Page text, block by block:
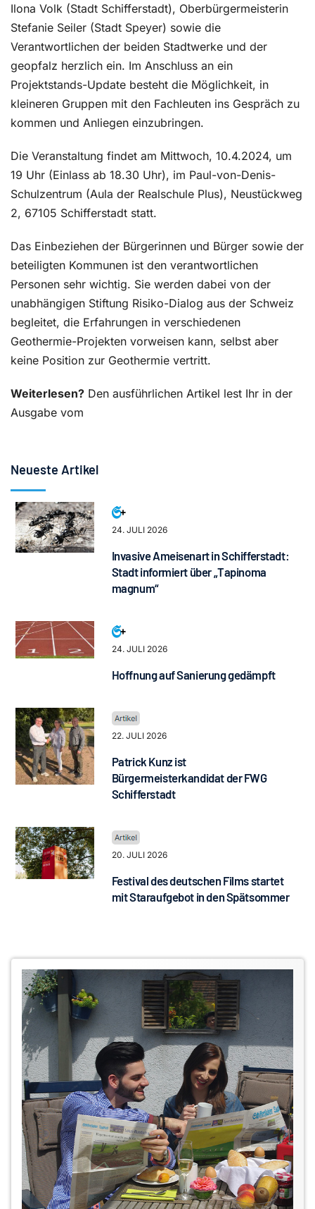
Ilona Volk (Stadt Schifferstadt), Oberbürgermeisterin
Stefanie Seiler (Stadt Speyer) sowie die
Verantwortlichen der beiden Stadtwerke und der
geopfalz herzlich ein. Im Anschluss an ein
Projektstands-Update besteht die Möglichkeit, in
kleineren Gruppen mit den Fachleuten ins Gespräch zu
kommen und Anliegen einzubringen.
Die Veranstaltung findet am Mittwoch, 10.4.2024, um
19 Uhr (Einlass ab 18.30 Uhr), im Paul-von-Denis-
Schulzentrum (Aula der Realschule Plus), Neustückweg
2, 67105 Schifferstadt statt.
Das Einbeziehen der Bürgerinnen und Bürger sowie der
beteiligten Kommunen ist den verantwortlichen
Personen sehr wichtig. Sie werden dabei von der
unabhängigen Stiftung Risiko-Dialog aus der Schweiz
begleitet, die Erfahrungen in verschiedenen
Geothermie-Projekten vorweisen kann, selbst aber
keine Position zur Geothermie vertritt.
Weiterlesen? Den ausführlichen Artikel lest Ihr in der
Ausgabe vom
Neueste Artikel
24. JULI 2026
Invasive Ameisenart in Schifferstadt:
Stadt informiert über „Tapinoma
magnum“
24. JULI 2026
Hoffnung auf Sanierung gedämpft
22. JULI 2026
Patrick Kunz ist
Bürgermeisterkandidat der FWG
Schifferstadt
20. JULI 2026
Festival des deutschen Films startet
mit Staraufgebot in den Spätsommer